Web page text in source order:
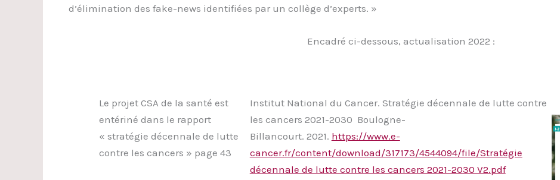
d’élimination des fake-news identifiées par un collège d’experts. »
Encadré ci-dessous, actualisation 2022 :
Le projet CSA de la santé est
entériné dans le rapport
« stratégie décennale de lutte
contre les cancers » page 43
Institut National du Cancer. Stratégie décennale de lutte contre
les cancers 2021-2030 Boulogne-
Billancourt. 2021. https://www.e-
cancer.fr/content/download/317173/4544094/file/Stratégie
décennale de lutte contre les cancers 2021-2030 V2.pdf